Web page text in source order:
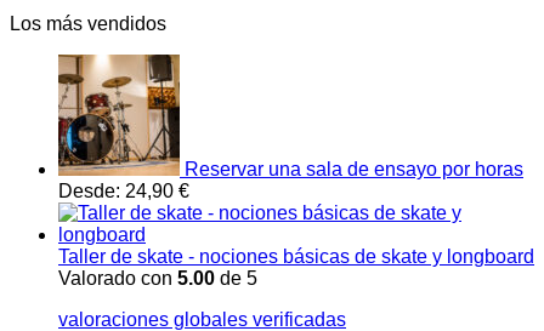
Los más vendidos
Reservar una sala de ensayo por horas
Desde: 24,90 €
Taller de skate - nociones básicas de skate y longboard
Valorado con 5.00 de 5
valoraciones globales verificadas